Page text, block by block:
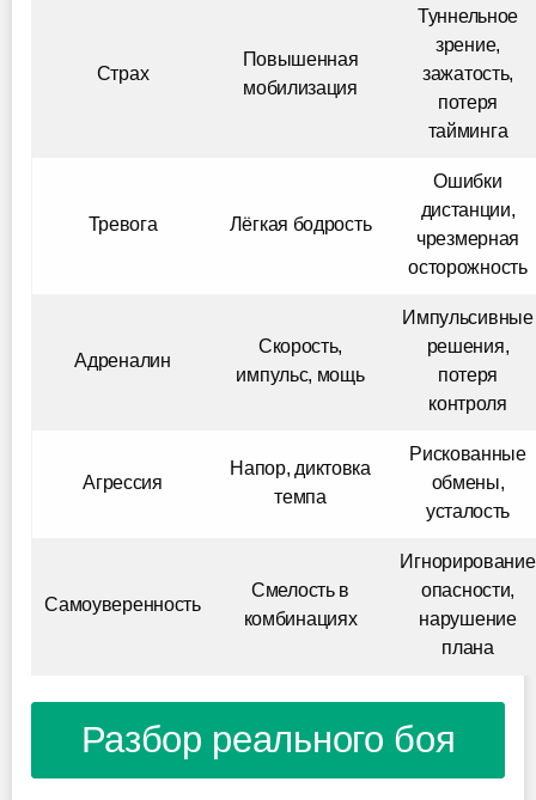
Страх
Повышенная
мобилизация
Туннельное
зрение,
зажатость,
потеря
тайминга
Тревога Лёгкая бодрость
Ошибки
дистанции,
чрезмерная
осторожность
Адреналин
Скорость,
импульс, мощь
Импульсивные
решения,
потеря
контроля
Агрессия
Напор, диктовка
темпа
Рискованные
обмены,
усталость
Самоуверенность
Смелость в
комбинациях
Игнорирование
опасности,
нарушение
плана
Разбор реального боя